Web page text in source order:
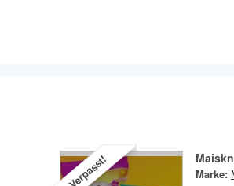
Verpasst! Marke: